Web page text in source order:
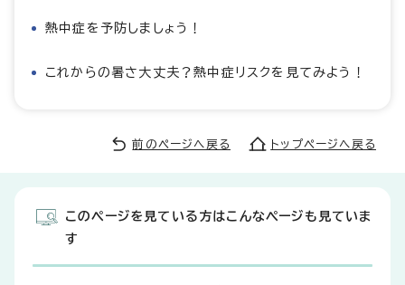
熱中症を予防しましょう！
これからの暑さ大丈夫？熱中症リスクを見てみよう！
前のページへ戻る トップページへ戻る
このページを見ている方はこんなページも見ていま
す